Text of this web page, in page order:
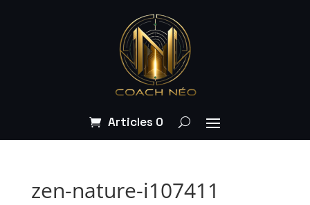
Articles 0
zen-nature-i107411